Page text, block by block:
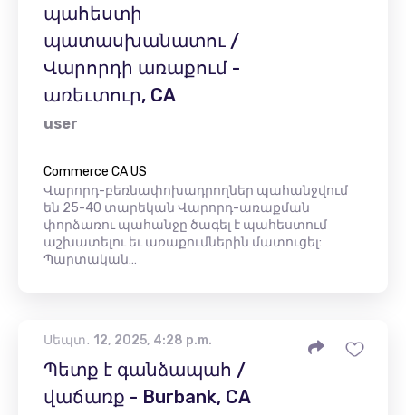
պահեստի
պատասխանատու /
Վարորդի առաքում -
առեւտուր, CA
user
Commerce CA US
Վարորդ-բեռնափոխադրողներ պահանջվում
են 25-40 տարեկան Վարորդ-առաքման
փորձառու պահանջը ծագել է պահեստում
աշխատելու եւ առաքումներին մատուցել:
Պարտական…
Սեպտ․ 12, 2025, 4:28 p.m.
Պետք է գանձապահ /
վաճառք - Burbank, CA